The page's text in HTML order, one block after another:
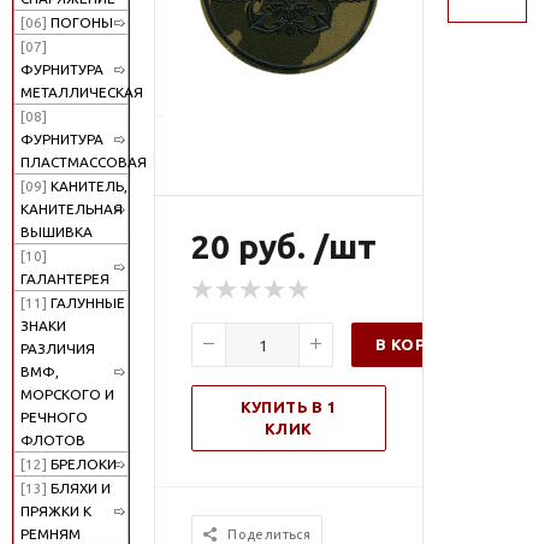
[06] ПОГОНЫ
[07]
ФУРНИТУРА
МЕТАЛЛИЧЕСКАЯ
[08]
ФУРНИТУРА
ПЛАСТМАССОВАЯ
[09] КАНИТЕЛЬ,
КАНИТЕЛЬНАЯ
ВЫШИВКА
[10]
ГАЛАНТЕРЕЯ
[11] ГАЛУННЫЕ
ЗНАКИ
РАЗЛИЧИЯ
ВМФ,
МОРСКОГО И
РЕЧНОГО
ФЛОТОВ
[12] БРЕЛОКИ
[13] БЛЯХИ И
ПРЯЖКИ К
РЕМНЯМ
20 руб. /шт
В КОРЗИНУ
КУПИТЬ В 1
КЛИК
Поделиться